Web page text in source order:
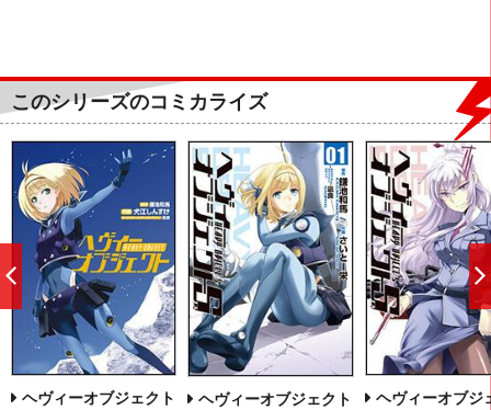
このシリーズのコミカライズ
ヘヴィーオブジェクト
ヘヴィーオブジェクト
ヘヴィーオブジ